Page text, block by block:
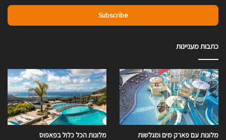
Email
כתבות מעניינות
מלונות עם פארק מים ומגלשות
מלונות הכל כלול בפאפוס